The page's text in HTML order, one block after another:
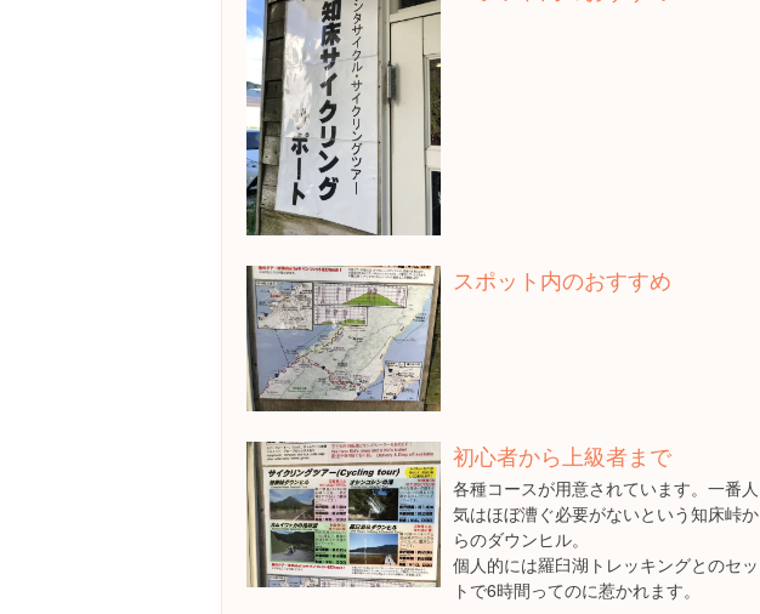
スポット内のおすすめ
初心者から上級者まで
各種コースが用意されています。一番人
気はほぼ漕ぐ必要がないという知床峠か
らのダウンヒル。
個人的には羅臼湖トレッキングとのセッ
トで6時間ってのに惹かれます。